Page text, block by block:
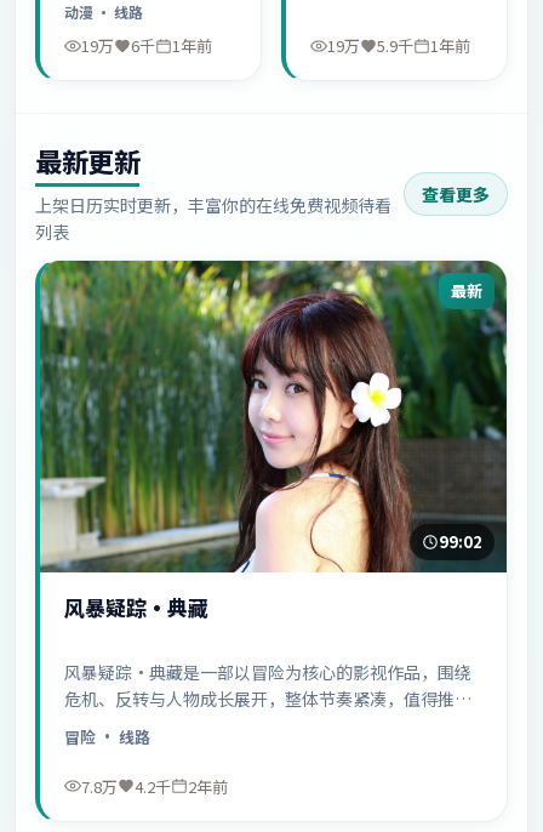
动漫 · 线路
19万 6千 1年前 19万 5.9千 1年前
最新更新
上架日历实时更新，丰富你的在线免费视频待看
列表
查看更多
最新
99:02
风暴疑踪·典藏
风暴疑踪·典藏是一部以冒险为核心的影视作品，围绕
危机、反转与人物成长展开，整体节奏紧凑，值得推荐
观看。
冒险 · 线路
7.8万 4.2千 2年前